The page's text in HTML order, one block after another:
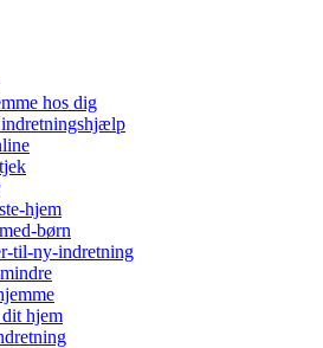
hos dig
hjem
børn
til-ny-indretning
hjem